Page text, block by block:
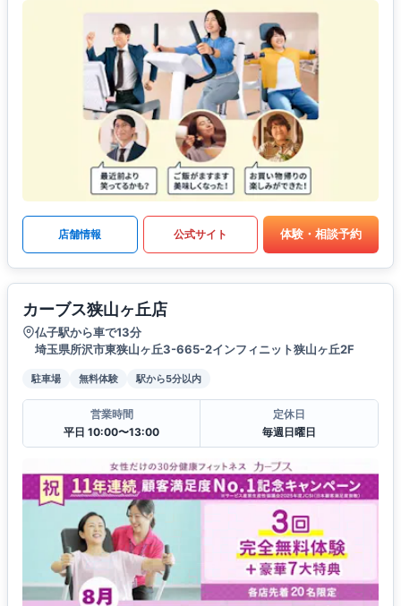
店舗情報 公式サイト 体験・相談予約
カーブス狭山ヶ丘店
仏子駅から車で13分
埼玉県所沢市東狭山ヶ丘3-665-2インフィニット狭山ヶ丘2F
駐車場 無料体験 駅から5分以内
営業時間
平日 10:00〜13:00
定休日
毎週日曜日